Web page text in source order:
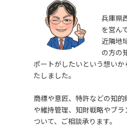
兵庫県
を営ん
近隣地
の方の
ポートがしたいという想い
たしました。
商標や意匠、特許などの知
や維持管理、知財戦略やブラ
ついて、ご相談承ります。